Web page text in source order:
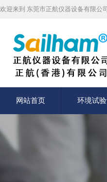
欢迎来到 东莞市正航仪器设备有限公
网站首页 环境试